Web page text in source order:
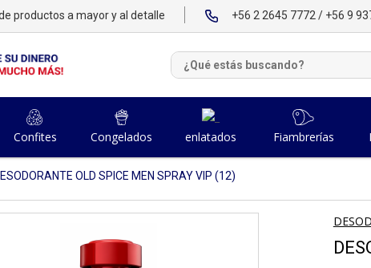
productos a mayor y al detalle +56 2 2645 7772 / +56 9
Confites Congelados enlatados Fiambrerías
OLD SPICE MEN SPRAY VIP (12)